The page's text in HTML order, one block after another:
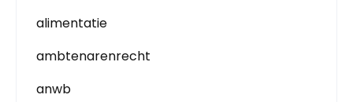
alimentatie
ambtenarenrecht
anwb